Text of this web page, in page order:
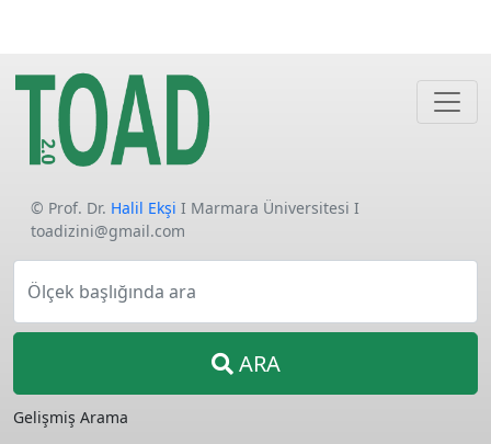
© Prof. Dr. Halil Ekşi I Marmara Üniversitesi I
toadizini@gmail.com
Ölçek başlığında ara
ARA
Gelişmiş Arama